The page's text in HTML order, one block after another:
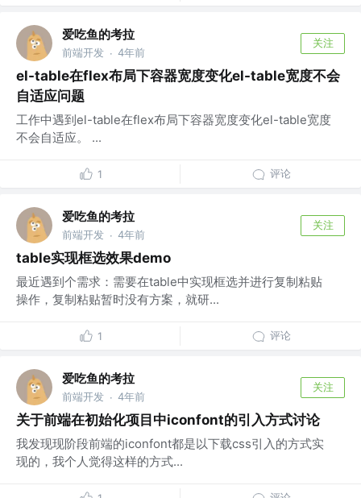
爱吃鱼的考拉
前端开发 · 4年前
关注
el-table在flex布局下容器宽度变化el-table宽度不会
自适应问题
工作中遇到el-table在flex布局下容器宽度变化el-table宽度
不会自适应。 ...
1 评论
爱吃鱼的考拉
前端开发 · 4年前
关注
table实现框选效果demo
最近遇到个需求：需要在table中实现框选并进行复制粘贴
操作，复制粘贴暂时没有方案，就研...
1 评论
爱吃鱼的考拉
前端开发 · 4年前
关注
关于前端在初始化项目中iconfont的引入方式讨论
我发现现阶段前端的iconfont都是以下载css引入的方式实
现的，我个人觉得这样的方式...